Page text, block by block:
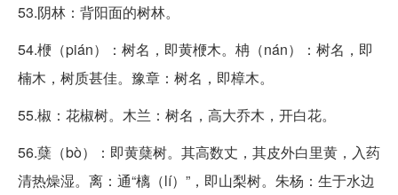
53.阴林：背阳面的树林。
54.楩（pián）：树名，即黄楩木。柟（nán）：树名，即
楠木，树质甚佳。豫章：树名，即樟木。
55.椒：花椒树。木兰：树名，高大乔木，开白花。
56.蘖（bò）：即黄蘖树。其高数丈，其皮外白里黄，入药
清热燥湿。离：通“樆（lí）”，即山梨树。朱杨：生于水边